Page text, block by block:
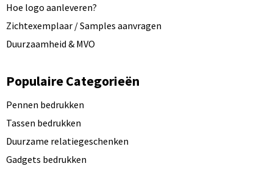
Hoe logo aanleveren?
Zichtexemplaar / Samples aanvragen
Duurzaamheid & MVO
Populaire Categorieën
Pennen bedrukken
Tassen bedrukken
Duurzame relatiegeschenken
Gadgets bedrukken